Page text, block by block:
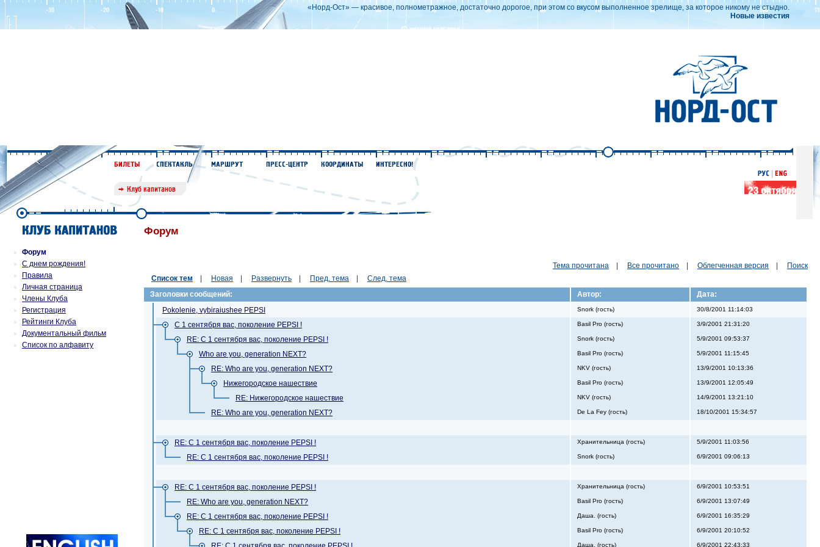
«Норд-Ост» — красивое, полнометражное, достаточно дорогое, при этом со вкусом выполненное зрелище, за которое никому не стыдно.
Новые известия
Форум
С днем рождения!
Правила
Личная страница
Члены Клуба
Регистрация
Рейтинги Клуба
Документальный фильм
Список по алфавиту
Форум
Тема прочитана Все прочитано Облегченная версия
Поиск
Список тем
Новая Развернуть Пред. тема
След. тема
Заголовки сообщений:
Автор:
Дата:
Pokolenie, vybiraiushee PEPSI
Snork (гость) 30/8/2001 11:14:03
С 1 сентября вас, поколение PEPSI ! Basil Pro (гость) 3/9/2001 21:31:20
RE: С 1 сентября вас, поколение PEPSI ! Snork (гость) 5/9/2001 09:53:37
Who are you, generation NEXT? Basil Pro (гость) 5/9/2001 11:15:45
RE: Who are you, generation NEXT? NKV (гость) 13/9/2001 10:13:36
Нижегородское нашествие Basil Pro (гость) 13/9/2001 12:05:49
RE: Нижегородское нашествие NKV (гость) 14/9/2001 13:21:10
RE: Who are you, generation NEXT? De La Fey (гость) 18/10/2001 15:34:57
RE: С 1 сентября вас, поколение PEPSI ! Хранительница (гость) 5/9/2001 11:03:56
RE: С 1 сентября вас, поколение PEPSI ! Snork (гость) 6/9/2001 09:06:13
RE: С 1 сентября вас, поколение PEPSI ! Хранительница (гость) 6/9/2001 10:53:51
RE: Who are you, generation NEXT? Basil Pro (гость) 6/9/2001 13:07:49
RE: С 1 сентября вас, поколение PEPSI ! Даша. (гость) 6/9/2001 16:35:29
RE: С 1 сентября вас, поколение PEPSI ! Basil Pro (гость) 6/9/2001 20:10:52
Даша. (гость) 6/9/2001 22:43:33